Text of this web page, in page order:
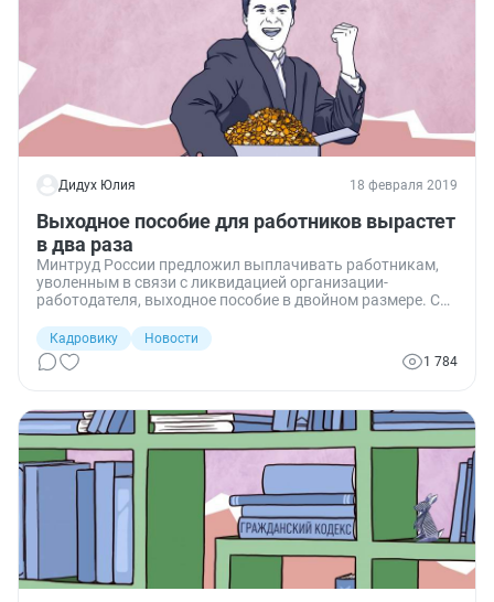
Дидух Юлия 18 февраля 2019
Выходное пособие для работников вырастет
в два раза
Минтруд России предложил выплачивать работникам,
уволенным в связи с ликвидацией организации-
работодателя, выходное пособие в двойном размере. С
действовать?
Кадровику
Новости
1 784